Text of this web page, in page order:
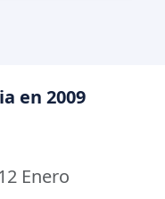
en 2009
Enero